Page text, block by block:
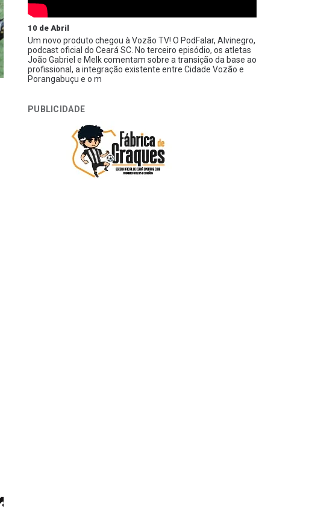
10 de Abril
Um novo produto chegou à Vozão TV! O PodFalar, Alvinegro,
podcast oficial do Ceará SC. No terceiro episódio, os atletas
João Gabriel e Melk comentam sobre a transição da base ao
profissional, a integração existente entre Cidade Vozão e
Porangabuçu e o m
PUBLICIDADE